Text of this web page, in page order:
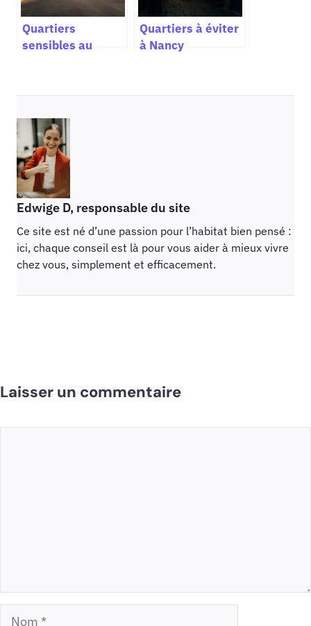
Quartiers
sensibles au
Quartiers à éviter
à Nancy
Edwige D, responsable du site
Ce site est né d’une passion pour l’habitat bien pensé :
ici, chaque conseil est là pour vous aider à mieux vivre
chez vous, simplement et efficacement.
Laisser un commentaire
Nom